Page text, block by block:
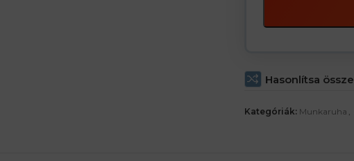
Hasonlítsa össze
Kategóriák: Munkaruha ,